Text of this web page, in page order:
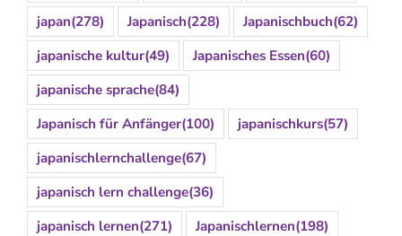
japan(278) Japanisch(228) Japanischbuch(62)
japanische kultur(49) Japanisches Essen(60)
japanische sprache(84)
Japanisch für Anfänger(100) japanischkurs(57)
japanischlernchallenge(67)
japanisch lern challenge(36)
japanisch lernen(271) Japanischlernen(198)